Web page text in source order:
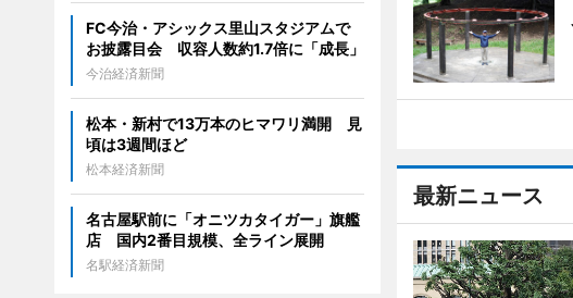
最新ニュース
FC今治・アシックス里山スタジアムで
お披露目会 収容人数約1.7倍に「成長」
今治経済新聞
松本・新村で13万本のヒマワリ満開 見
頃は3週間ほど
松本経済新聞
名古屋駅前に「オニツカタイガー」旗艦
店 国内2番目規模、全ライン展開
名駅経済新聞